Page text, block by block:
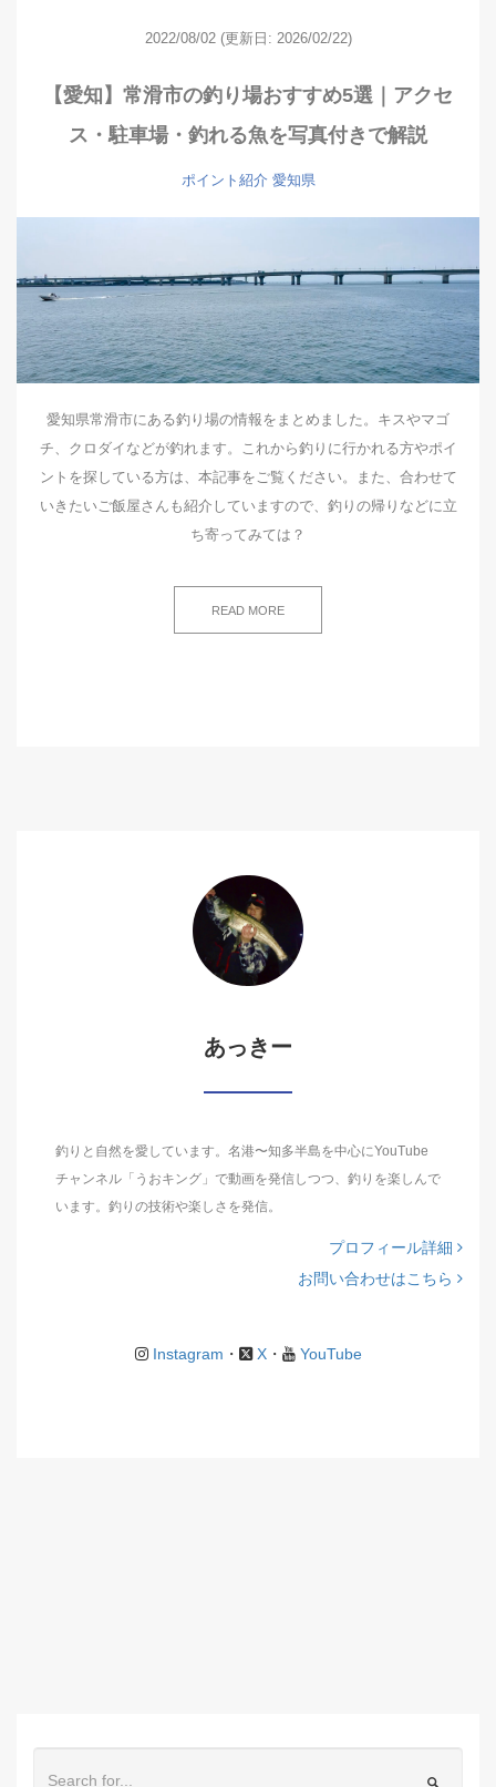
2022/08/02 (更新日: 2026/02/22)
【愛知】常滑市の釣り場おすすめ5選｜アクセ
ス・駐車場・釣れる魚を写真付きで解説
ポイント紹介 愛知県
愛知県常滑市にある釣り場の情報をまとめました。キスやマゴ
チ、クロダイなどが釣れます。これから釣りに行かれる方やポイ
ントを探している方は、本記事をご覧ください。また、合わせて
いきたいご飯屋さんも紹介していますので、釣りの帰りなどに立
ち寄ってみては？
READ MORE
あっきー
釣りと自然を愛しています。名港〜知多半島を中心にYouTube
チャンネル「うおキング」で動画を発信しつつ、釣りを楽しんで
います。釣りの技術や楽しさを発信。
プロフィール詳細
お問い合わせはこちら
Instagram ・ X・ YouTube